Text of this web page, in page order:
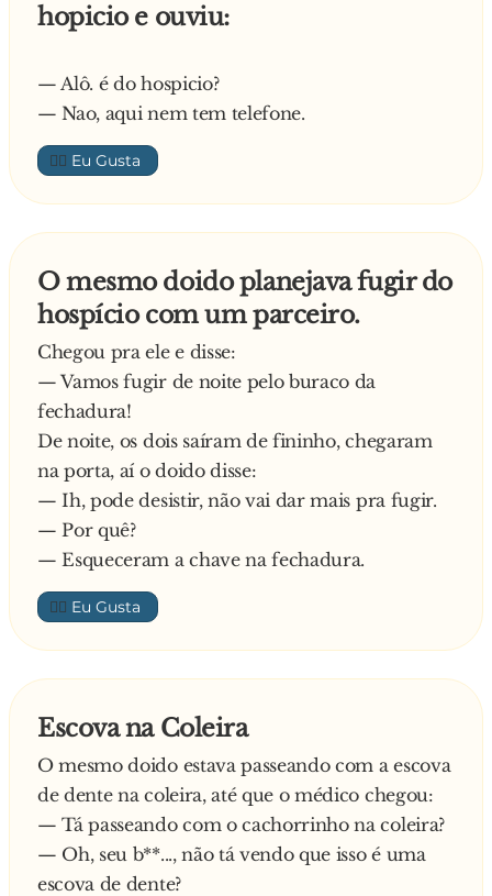
hopicio e ouviu:
— Alô. é do hospicio?
— Nao, aqui nem tem telefone.
👍🏼
O mesmo doido planejava fugir do
hospício com um parceiro.
Chegou pra ele e disse:
— Vamos fugir de noite pelo buraco da
fechadura!
De noite, os dois saíram de fininho, chegaram
na porta, aí o doido disse:
— Ih, pode desistir, não vai dar mais pra fugir.
— Por quê?
— Esqueceram a chave na fechadura.
👍🏼
Escova na Coleira
O mesmo doido estava passeando com a escova
de dente na coleira, até que o médico chegou:
— Tá passeando com o cachorrinho na coleira?
— Oh, seu b**..., não tá vendo que isso é uma
escova de dente?